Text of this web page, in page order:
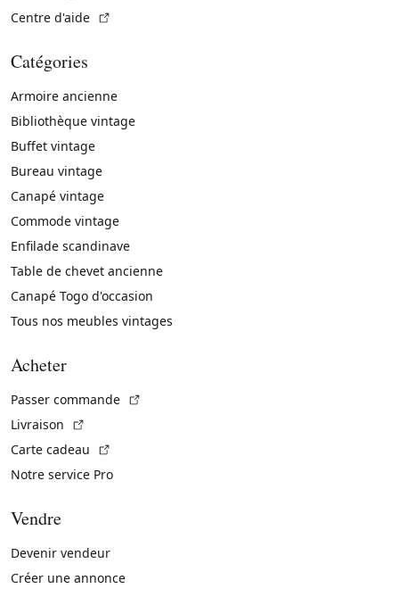
Centre d'aide
Catégories
Armoire ancienne
Bibliothèque vintage
Buffet vintage
Bureau vintage
Canapé vintage
Commode vintage
Enfilade scandinave
Table de chevet ancienne
Canapé Togo d'occasion
Tous nos meubles vintages
Acheter
Passer commande
Livraison
Carte cadeau
Notre service Pro
Vendre
Devenir vendeur
Créer une annonce